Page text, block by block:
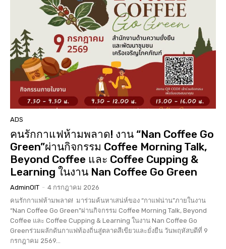
ADS
คนรักกาแฟห้ามพลาด! งาน “Nan Coffee Go
Green”ผ่านกิจกรรม Coffee Morning Talk,
Beyond Coffee และ Coffee Cupping &
Learning ในงาน Nan Coffee Go Green
AdminOIT - 4 กรกฎาคม 2026
คนรักกาแฟห้ามพลาด! มาร่วมค้นหาเสน่ห์ของ “กาแฟน่าน”ภายในงาน
“Nan Coffee Go Green”ผ่านกิจกรรม Coffee Morning Talk, Beyond
Coffee และ Coffee Cupping & Learning ในงาน Nan Coffee Go
Greenร่วมผลักดันกาแฟท้องถิ่นสู่ตลาดสีเขียวและยั่งยืน วันพฤหัสบดีที่ 9
กรกฎาคม 2569...